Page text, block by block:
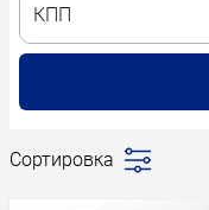
Сортировка